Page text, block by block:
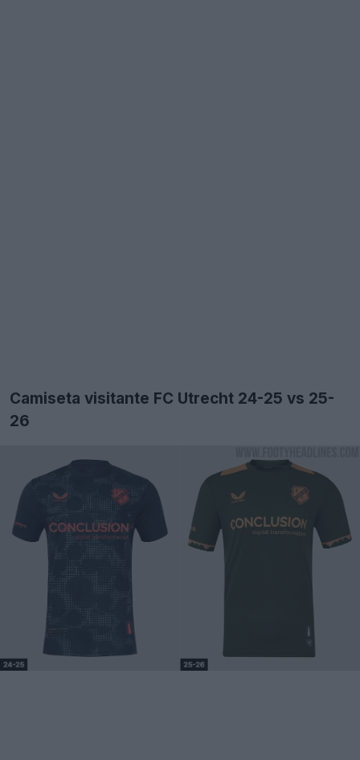
Camiseta visitante FC Utrecht 24-25 vs 25-
26